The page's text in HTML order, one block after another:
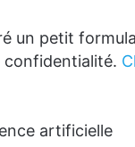
un petit
confidentialité.
artificielle